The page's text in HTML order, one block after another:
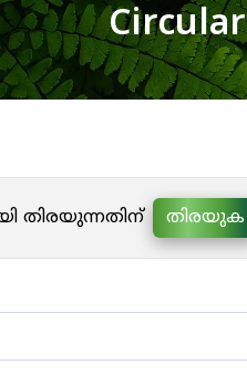
Circular
തിരയുന്നതിന് തിരയുക